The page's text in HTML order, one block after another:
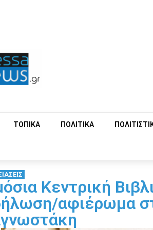
ΤΟΠΙΚΑ ΠΟΛΙΤΙΚΑ
Κεντρική
αφιέρωμα